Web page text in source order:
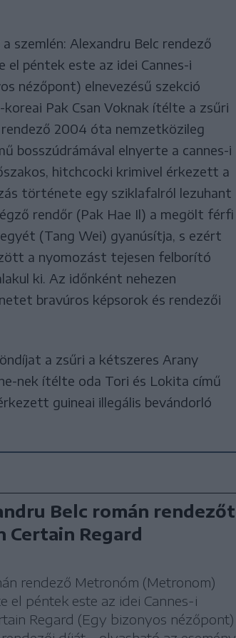
szemlén: Alexandru Belc rendező
péntek este az idei Cannes-i
nézőpont) elnevezésű szekció
Pak Csan Voknak ítélte a zsűri
2004 óta nemzetközileg
bosszúdrámával elnyerte a cannes-i
hitchcocki krimivel érkezett a
története egy sziklafalról lezuhant
rendőr (Pak Hae Il) a megölt férfi
(Tang Wei) gyanúsítja, s ezért
a nyomozást tejesen felborító
ki. Az időnként nehezen
bravúros képsorok és rendezői
a zsűri a kétszeres Arany
nek ítélte oda Tori és Lokita című
guineai illegális bevándorló
Belc román rendezőt
Certain Regard
rendező Metronóm (Metronom)
el péntek este az idei Cannes-i
Regard (Egy bizonyos nézőpont)